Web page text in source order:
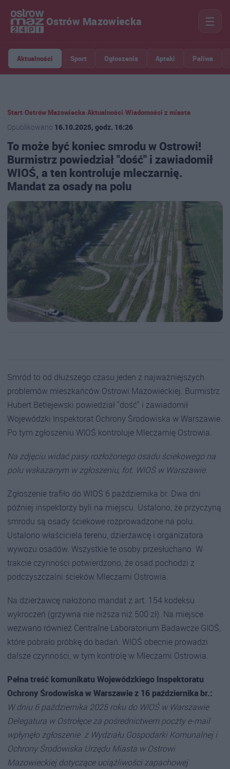
Ostrów Mazowiecka ☰
Aktualności Sport Ogłoszenia Apteki Paliwa
Start Ostrów Mazowiecka Aktualności Wiadomości z miasta
Opublikowano 16.10.2025, godz. 16:26
To może być koniec smrodu w Ostrowi!
Burmistrz powiedział "dość" i zawiadomił
WIOŚ, a ten kontroluje mleczarnię.
Mandat za osady na polu
Smród to od dłuższego czasu jeden z najważniejszych
problemów mieszkańców Ostrowi Mazowieckiej. Burmistrz
Hubert Betlejewski powiedział "dość" i zawiadomił
Wojewódzki Inspektorat Ochrony Środowiska w Warszawie.
Po tym zgłoszeniu WIOŚ kontroluje Mleczarnię Ostrowia.
Na zdjęciu widać pasy rozłożonego osadu ściekowego na
polu wskazanym w zgłoszeniu, fot. WIOŚ w Warszawie.
Zgłoszenie trafiło do WIOŚ 6 października br. Dwa dni
później inspektorzy byli na miejscu. Ustalono, że przyczyną
smrodu są osady ściekowe rozprowadzone na polu.
Ustalono właściciela terenu, dzierżawcę i organizatora
wywozu osadów. Wszystkie te osoby przesłuchano. W
trakcie czynności potwierdzono, że osad pochodzi z
podczyszczalni ścieków Mleczarni Ostrowia.
Na dzierżawcę nałożono mandat z art. 154 kodeksu
wykroczeń (grzywna nie niższa niż 500 zł). Na miejsce
wezwano również Centralne Laboratorium Badawcze GIOŚ,
które pobrało próbkę do badań. WIOŚ obecnie prowadzi
dalsze czynności, w tym kontrolę w Mleczarni Ostrowia.
Pełna treść komunikatu Wojewódzkiego Inspektoratu
Ochrony Środowiska w Warszawie z 16 października br.:
W dniu 6 października 2025 roku do WIOŚ w Warszawie
Delegatura w Ostrołęce za pośrednictwem poczty e-mail
wpłynęło zgłoszenie z Wydziału Gospodarki Komunalnej i
Ochrony Środowiska Urzędu Miasta w Ostrowi
Mazowieckiej dotyczące uciążliwości zapachowej